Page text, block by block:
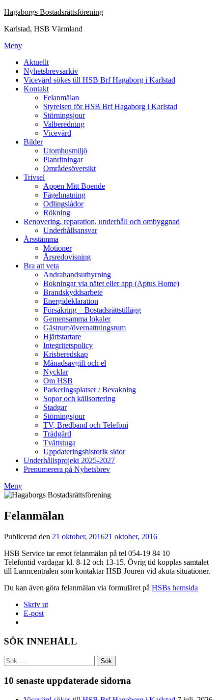
Hoppa
innehåll
Hagaborgs Bostadsrättsförening
Karlstad, HSB Värmland
Meny
Aktuellt
Nyhetsbrevsarkiv
Vicevärd sökes till HSB Brf Hagaborg i Karlstad
Kontakt
Felanmälan
Styrelsen för HSB Brf Hagaborg i Karlstad
Störningsjour
Valberedning
Vicevärd
Bilder
Utomhusmiljö
Planritningar
Områdesöversikt
Trivsel
Appen Mitt Boende
Fågelmatning
Odlingslådor
Rökning
Renovering, reparation, underhåll och ombyggnad
Underhållsansvar
Årsstämma
Motioner
Årsredovisning
Bra att veta
Andrahandsuthyrning
Bokningar via nätet eller app (Aptus Home)
Brandskyddsarbete
Energideklaration
Försäkring – Bostadsrättstillägg
Gemensamma lokaler
Gästrum/övernattningsrum
Hjärtstartare
Integritetspolicy
Krisberedskap
Månadsavgift och el
Nycklar
Om HSB
Parkeringsplatser / Bevakning
Sopor och källsortering
Stadgar
Störningsjour
TV, Bredband och Telefoni
Trädgård
Tvättstuga
Uppdateringshistorik sidor
Underhållsprojekt 2025-2027
Prenumerera på Nyhetsbrev
Meny
Felanmälan
Publicerad den 21 oktober, 201621 oktober, 2016
BRF
Hagaborg
HSB Service tar emot felanmälan på tel 054-19 84 10
Telefontid vardagar kl. 8-12 och 13-15. Övrig tid kopplas samtalet
till Larmcentralen som kontaktar HSB Jouren vid akuta situationer.
Du kan även göra felanmälan via formuläret på HSBs hemsida
Skriv ut
E-post
SÖK INNEHÅLL
Sök
efter:
10 senaste uppdaterade sidorna